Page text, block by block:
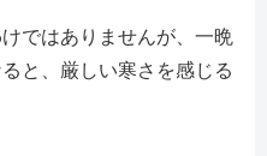
ではありませんが、一晩
と、厳しい寒さを感じる